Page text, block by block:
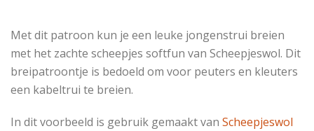
Met dit patroon kun je een leuke jongenstrui breien
met het zachte scheepjes softfun van Scheepjeswol. Dit
breipatroontje is bedoeld om voor peuters en kleuters
een kabeltrui te breien.
In dit voorbeeld is gebruik gemaakt van Scheepjeswol